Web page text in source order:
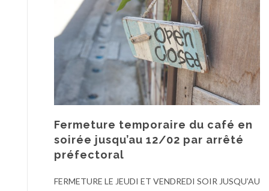
Fermeture temporaire du café en
soirée jusqu’au 12/02 par arrêté
préfectoral
FERMETURE LE JEUDI ET VENDREDI SOIR JUSQU’AU